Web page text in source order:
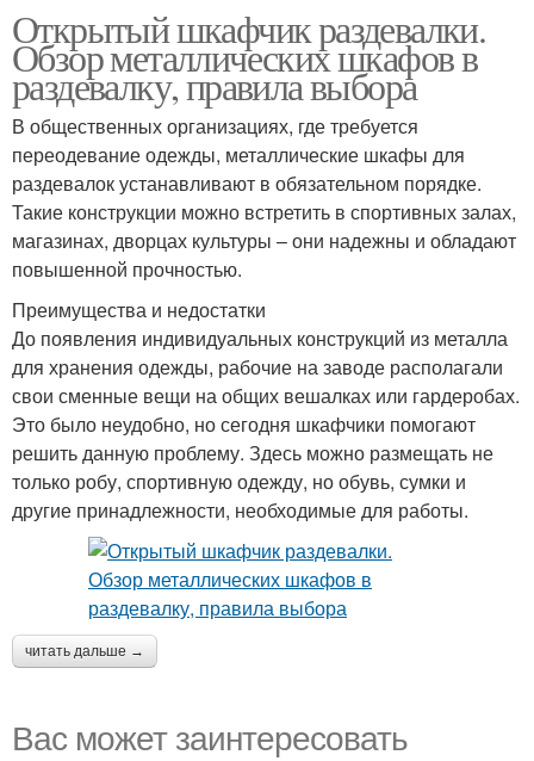
Открытый шкафчик раздевалки.
Обзор металлических шкафов в
раздевалку, правила выбора
В общественных организациях, где требуется
переодевание одежды, металлические шкафы для
раздевалок устанавливают в обязательном порядке.
Такие конструкции можно встретить в спортивных залах,
магазинах, дворцах культуры – они надежны и обладают
повышенной прочностью.
Преимущества и недостатки
До появления индивидуальных конструкций из металла
для хранения одежды, рабочие на заводе располагали
свои сменные вещи на общих вешалках или гардеробах.
Это было неудобно, но сегодня шкафчики помогают
решить данную проблему. Здесь можно размещать не
только робу, спортивную одежду, но обувь, сумки и
другие принадлежности, необходимые для работы.
читать дальше →
Вас может заинтересовать